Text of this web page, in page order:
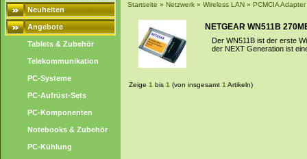
Neuheiten
Angebote
Tablets & Zubehör
Telekommunikation
PC-Systeme
PC-Aufrüst-Sets
PC-Komponenten
Notebooks & Zubehör
PC-Kühlung
Startseite » Netzwerk » Wireless LAN » PCMCIA Adapter
NETGEAR WN511B
Der WN511B ist der erste
der NEXT Generation ist
Zeige 1 bis 1 (von insgesamt 1 Artikeln)